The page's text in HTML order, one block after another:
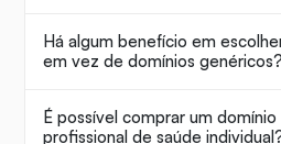
Há algum benefício em
em vez de domínios genéricos?
É possível comprar um
profissional de saúde